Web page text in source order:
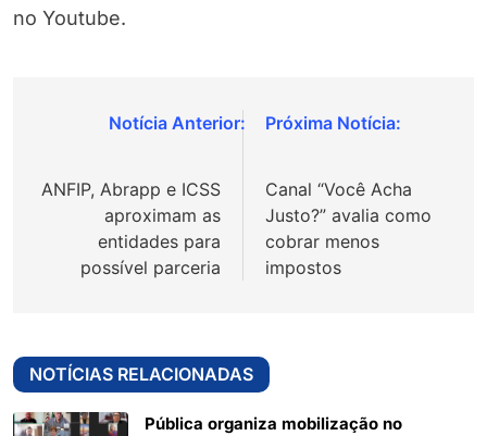
no Youtube.
Navegação
Post
ANFIP, Abrapp e ICSS
aproximam as
entidades para
possível parceria
Canal “Você Acha
Justo?” avalia como
cobrar menos
impostos
NOTÍCIAS RELACIONADAS
Pública organiza mobilização no